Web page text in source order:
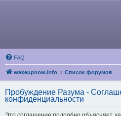
FAQ
wakeupnow.info Список форумов
Пробуждение Разума -
конфиденциальности